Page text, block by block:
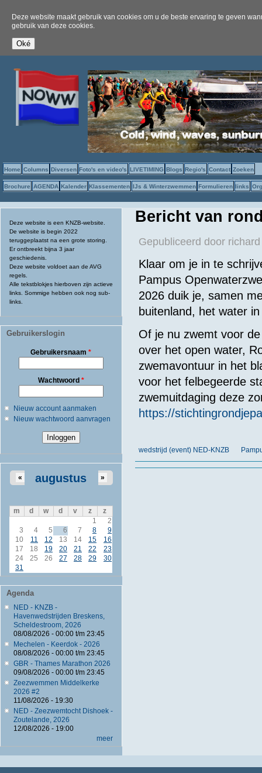
Deze website maakt gebruik van cookies om u de beste ervaring te geven
gebruik van deze cookies.
Home Columns Diversen Foto's en video's LIVETIMING Blogs Regio's Contact Zoeken
Brochure AGENDA Kalender Klassementen IJs & Winterzwemmen Formulieren links
Deze website is een KNZB-website.
De website is begin 2022
teruggeplaatst na een grote storing.
Er ontbreekt bijna 3 jaar
geschiedenis.
Deze website voldoet aan de AVG
regels.
Alle tekstblokjes hierboven zijn actieve
links. Sommige hebben ook nog sub-
links.
Gebruikerslogin
Gebruikersnaam*
Wachtwoord *
Nieuw account aanmaken
Nieuw wachtwoord aanvragen
augustus
« »
m d w d v z
z
1
2
3
4 5 6 7 8
9
10
11 12 13 14 15
16
17
18 19 20 21 22
23
24
25 26 27 28 29
30
31
Agenda
NED - KNZB -
Havenwedstrijden Breskens,
Scheldestroom, 2026
08/08/2026 - 00:00t/m 23:45
Mechelen - Keerdok - 2026
08/08/2026 - 00:00t/m 23:45
GBR - Thames Marathon 2026
09/08/2026 - 00:00t/m 23:45
Zeezwemmen Middelkerke
2026 #2
11/08/2026 - 19:30
NED - Zeezwemtocht Dishoek -
Zoutelande, 2026
12/08/2026 - 19:00
meer
Bericht van
Gepubliceerd door
Klaar om je in te
Pampus
2026 duik je, samen
buitenland, het water
Of je nu zwemt voor
over het open water,
zwemavontuur in het
voor het felbegeerde
zwemuitdaging deze
https://
wedstrijd (event) NED-KNZB